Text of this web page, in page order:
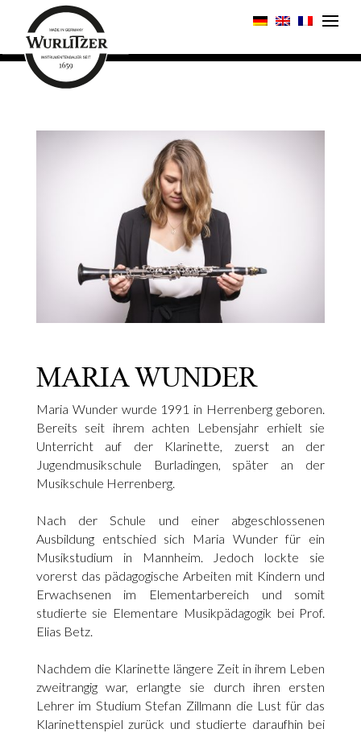
MARIA WUNDER
Maria Wunder wurde 1991 in Herrenberg geboren.
Bereits seit ihrem achten Lebensjahr erhielt sie
Unterricht auf der Klarinette, zuerst an der
Jugendmusikschule Burladingen, später an der
Musikschule Herrenberg.
Nach der Schule und einer abgeschlossenen
Ausbildung entschied sich Maria Wunder für ein
Musikstudium in Mannheim. Jedoch lockte sie
vorerst das pädagogische Arbeiten mit Kindern und
Erwachsenen im Elementarbereich und somit
studierte sie Elementare Musikpädagogik bei Prof.
Elias Betz.
Nachdem die Klarinette längere Zeit in ihrem Leben
zweitrangig war, erlangte sie durch ihren ersten
Lehrer im Studium Stefan Zillmann die Lust für das
Klarinettenspiel zurück und studierte daraufhin bei